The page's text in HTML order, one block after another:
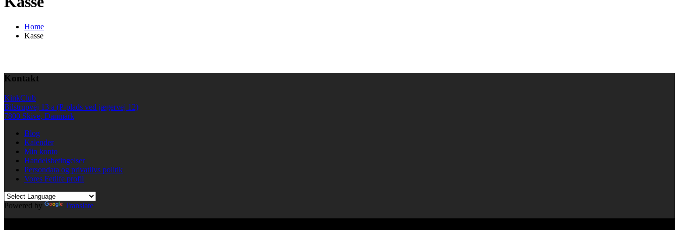
Home
Kasse
Kontakt
KinkClub
Bilstrupvej 13 a (P-plads ved jægervej 12)
7800 Skive, Danmark
Blog
Kalender
Min konto
Handelsbetingelser
Persondata og privatlivs politik
Vores Fetlife profil
Powered by
Translate